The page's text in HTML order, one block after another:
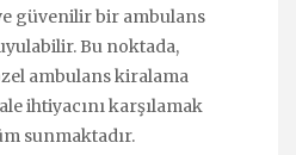
güvenilir bir ambulans
Bu noktada,
ambulans kiralama
ihtiyacını karşılamak
sunmaktadır.